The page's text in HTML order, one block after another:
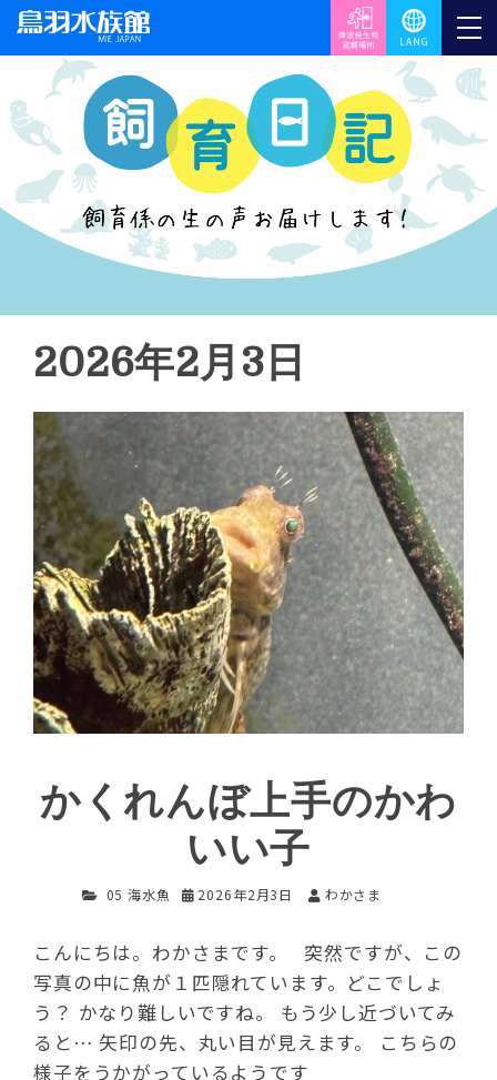
2026年2月3日
かくれんぼ上手のかわ
いい子
05 海水魚 2026年2月3日 わかさま
こんにちは。わかさまです。 突然ですが、この
写真の中に魚が１匹隠れています。どこでしょ
う？ かなり難しいですね。 もう少し近づいてみ
ると… 矢印の先、丸い目が見えます。 こちらの
様子をうかがっているようです